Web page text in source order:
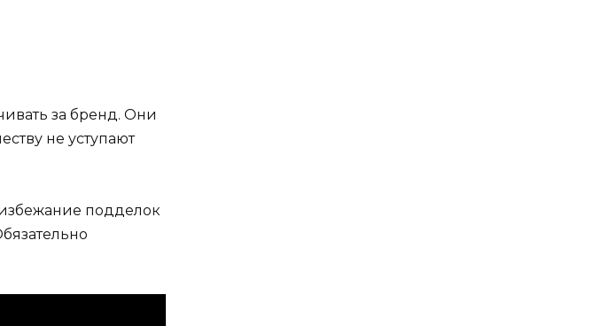
за бренд. Они
не уступают
подделок